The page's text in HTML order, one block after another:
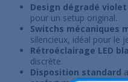
Design dégradé violet
pour un setup original.
Switchs mécaniques
silencieux, idéal pour le
Rétroéclairage LED
discrète.
Disposition standard